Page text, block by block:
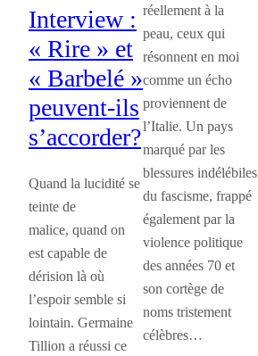
Interview :
« Rire » et
« Barbelé »
peuvent-ils
s’accorder?
Quand la lucidité se
teinte de
malice, quand on
est capable de
dérision là où
l’espoir semble si
lointain. Germaine
Tillion a réussi ce
réellement à la
peau, ceux qui
résonnent en moi
comme un écho
proviennent de
l’Italie. Un pays
marqué par les
blessures indélébiles
du fascisme, frappé
également par la
violence politique
des années 70 et
son cortège de
noms tristement
célèbres…